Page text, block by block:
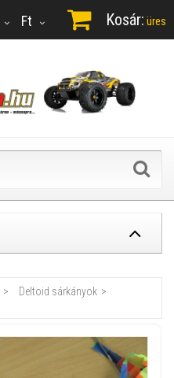
Ft Kosár: üres
Deltoid sárkányok